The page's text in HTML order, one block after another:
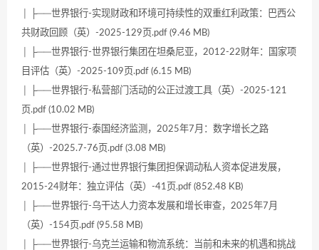
│ ├──世界银行-实现财政和环境可持续性的双重红利政策：巴西公
共财政回顾（英）-2025-129页.pdf (9.46 MB)
│ ├──世界银行-世界银行集团在坦桑尼亚，2012-22财年：国家项
目评估（英）-2025-109页.pdf (6.15 MB)
│ ├──世界银行-私营部门活动的公正过渡工具（英）-2025-121
页.pdf (10.02 MB)
│ ├──世界银行-泰国经济监测，2025年7月：数字增长之路
（英）-2025.7-76页.pdf (3.08 MB)
│ ├──世界银行-通过世界银行集团担保调动私人资本促进发展，
2015-24财年：独立评估（英）-41页.pdf (852.48 KB)
│ ├──世界银行-乌干达人力资本发展和增长审查，2025年7月
（英）-154页.pdf (95.58 MB)
│ ├──世界银行-乌克兰运输和物流系统：当前和未来的机遇和挑战